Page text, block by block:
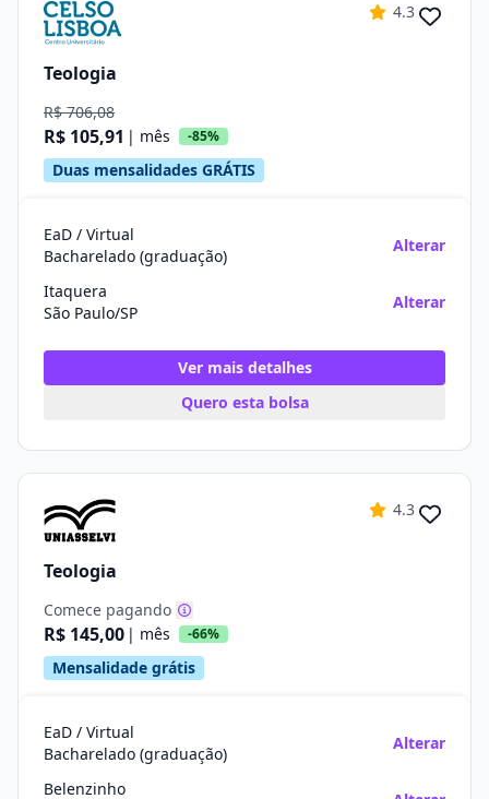
4.3
Teologia
R$ 706,08
R$ 105,91 | mês -85%
Duas mensalidades GRÁTIS
EaD / Virtual
Bacharelado (graduação)
Alterar
Itaquera
São Paulo/SP
Alterar
Ver mais detalhes
Quero esta bolsa
4.3
Teologia
Comece pagando
R$ 145,00 | mês -66%
Mensalidade grátis
EaD / Virtual
Bacharelado (graduação)
Alterar
Belenzinho